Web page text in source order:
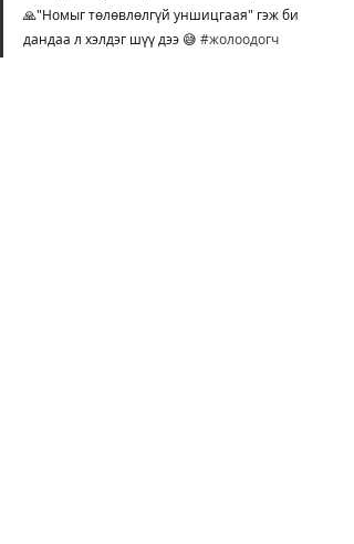
🙏"Номыг төлөвлөлгүй уншицгаая" гэж би
дандаа л хэлдэг шүү дээ 😅 #жолоодогч